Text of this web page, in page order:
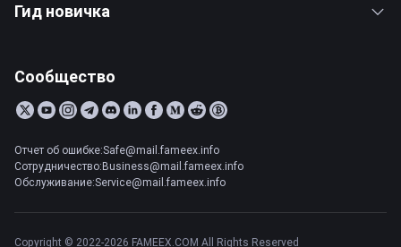
Гид новичка
Сообщество
Отчет об ошибке:Safe@mail.fameex.info
Сотрудничество:Business@mail.fameex.info
Обслуживание:Service@mail.fameex.info
Copyright © 2022-2026 FAMEEX.COM All Rights Reserved